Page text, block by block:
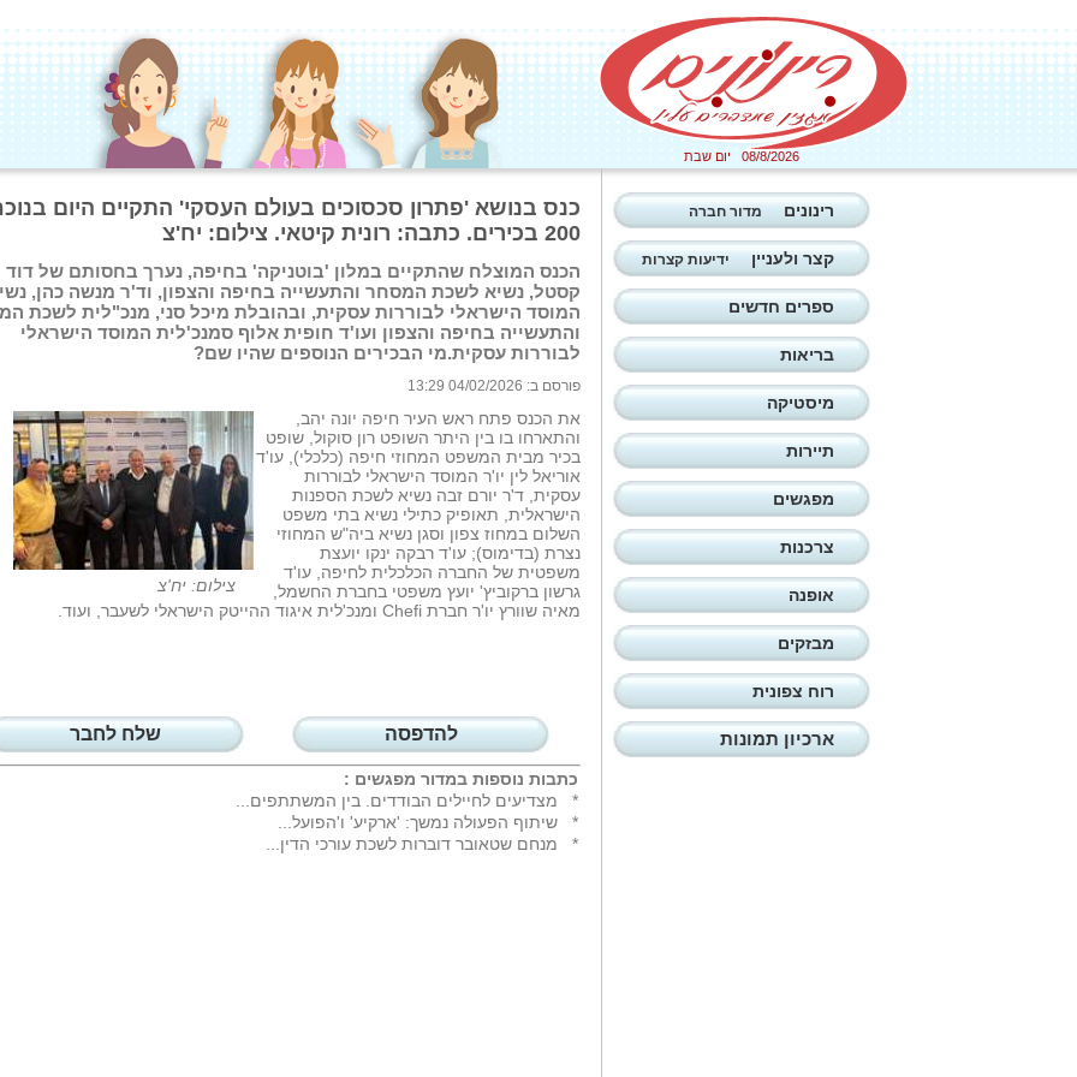
08/8/2026 יום שבת
כנס בנושא 'פתרון סכסוכים בעולם העסקי' התקיים היום
200 בכירים. כתבה: רונית קיטאי. צילום: יח'צ
הכנס המוצלח שהתקיים במלון 'בוטניקה' בחיפה, נערך בחסותם של דוד
קסטל, נשיא לשכת המסחר והתעשייה בחיפה והצפון, וד'ר מנשה כהן,
המוסד הישראלי לבוררות עסקית, ובהובלת מיכל סני, מנכ"לית לשכת
והתעשייה בחיפה והצפון ועו'ד חופית אלוף סמנכ'לית המוסד הישראלי
לבוררות עסקית.מי הבכירים הנוספים שהיו שם?
פורסם ב: 04/02/2026 13:29
צילום: יח'צ
את הכנס פתח ראש העיר חיפה יונה יהב,
והתארחו בו בין היתר השופט רון סוקול, שופט
בכיר מבית המשפט המחוזי חיפה (כלכלי), עו'ד
אוריאל לין יו'ר המוסד הישראלי לבוררות
עסקית, ד'ר יורם זבה נשיא לשכת הספנות
הישראלית, תאופיק כתילי נשיא בתי משפט
השלום במחוז צפון וסגן נשיא ביה"ש המחוזי
נצרת (בדימוס); עו'ד רבקה ינקו יועצת
משפטית של החברה הכלכלית לחיפה, עו'ד
גרשון ברקוביץ' יועץ משפטי בחברת החשמל,
מאיה שוורץ יו'ר חברת Chefi ומנכ'לית איגוד ההייטק הישראלי לשעבר, ועוד.
שלח לחבר להדפסה
כתבות נוספות במדור מפגשים :
* מצדיעים לחיילים הבודדים. בין המשתתפים...
* שיתוף הפעולה נמשך: 'ארקיע' ו'הפועל...
* מנחם שטאובר דוברות לשכת עורכי הדין...
רינונים מדור חברה
קצר ולעניין ידיעות קצרות
ספרים חדשים
בריאות
מיסטיקה
תיירות
מפגשים
צרכנות
אופנה
מבזקים
רוח צפונית
ארכיון תמונות